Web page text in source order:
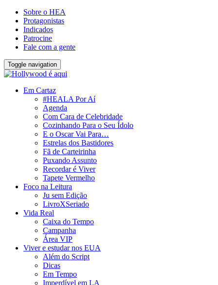
Sobre o HEA
Protagonistas
Indicados
Patrocine
Fale com a gente
Toggle navigation
Em Cartaz
#HEALA Por Aí
Agenda
Com Cara de Celebridade
Cozinhando Para o Seu Ídolo
E o Oscar Vai Para…
Estrelas dos Bastidores
Fã de Carteirinha
Puxando Assunto
Recordar é Viver
Tapete Vermelho
Foco na Leitura
Ju sem Edição
LivroXSeriado
Vida Real
Caixa do Tempo
Campanha
Área VIP
Viver e estudar nos EUA
Além do Script
Dicas
Em Tempo
Imperdível em LA